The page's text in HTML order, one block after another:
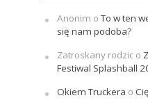
Anonim oTo w ten
się nam podoba?
Zatroskany rodzico
Festiwal Splashball
Okiem Truckera o